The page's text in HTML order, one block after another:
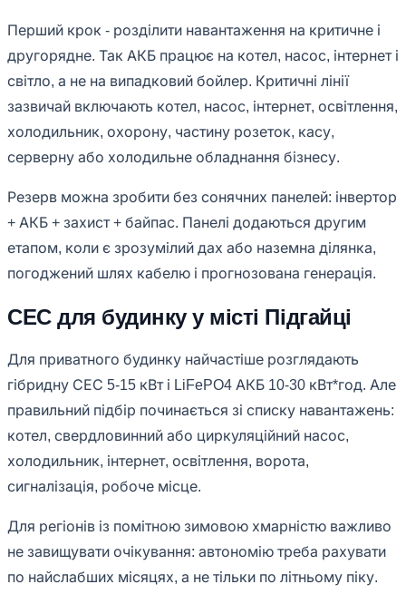
Перший крок - розділити навантаження на критичне і
другорядне. Так АКБ працює на котел, насос, інтернет і
світло, а не на випадковий бойлер. Критичні лінії
зазвичай включають котел, насос, інтернет, освітлення,
холодильник, охорону, частину розеток, касу,
серверну або холодильне обладнання бізнесу.
Резерв можна зробити без сонячних панелей: інвертор
+ АКБ + захист + байпас. Панелі додаються другим
етапом, коли є зрозумілий дах або наземна ділянка,
погоджений шлях кабелю і прогнозована генерація.
СЕС для будинку у місті Підгайці
Для приватного будинку найчастіше розглядають
гібридну СЕС 5-15 кВт і LiFePO4 АКБ 10-30 кВт*год. Але
правильний підбір починається зі списку навантажень:
котел, свердловинний або циркуляційний насос,
холодильник, інтернет, освітлення, ворота,
сигналізація, робоче місце.
Для регіонів із помітною зимовою хмарністю важливо
не завищувати очікування: автономію треба рахувати
по найслабших місяцях, а не тільки по літньому піку.